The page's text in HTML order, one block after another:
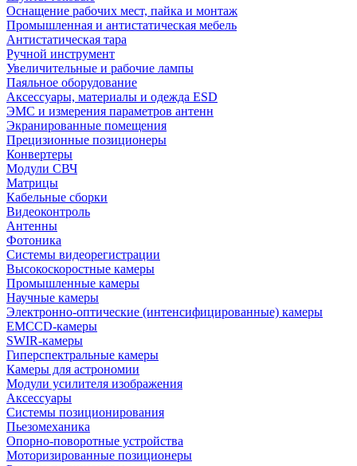
Оснащение рабочих мест, пайка и монтаж
Промышленная и антистатическая мебель
Антистатическая тара
Ручной инструмент
Увеличительные и рабочие лампы
Паяльное оборудование
Аксессуары, материалы и одежда ESD
ЭМС и измерения параметров антенн
Экранированные помещения
Прецизионные позиционеры
Конвертеры
Модули СВЧ
Матрицы
Кабельные сборки
Видеоконтроль
Антенны
Фотоника
Cистемы видеорегистрации
Высокоскоростные камеры
Промышленные камеры
Научные камеры
Электронно-оптические (интенсифицированные) камеры
EMCCD-камеры
SWIR-камеры
Гиперспектральные камеры
Камеры для астрономии
Модули усилителя изображения
Аксессуары
Системы позиционирования
Пьезомеханика
Опорно-поворотные устройства
Моторизированные позиционеры